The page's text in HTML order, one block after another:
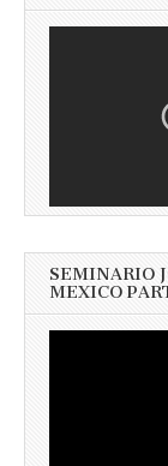
SEMINARIO
MEXICO